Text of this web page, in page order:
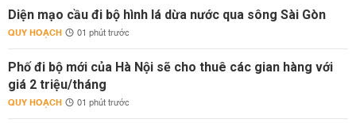
Diện mạo cầu đi bộ hình lá dừa nước qua sông Sài Gòn
QUY HOẠCH 01 phút trước
Phố đi bộ mới của Hà Nội sẽ cho thuê các gian hàng với
giá 2 triệu/tháng
QUY HOẠCH 01 phút trước